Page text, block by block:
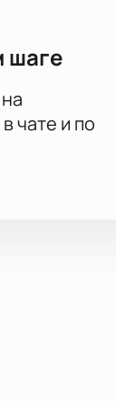
шаге
чате и по